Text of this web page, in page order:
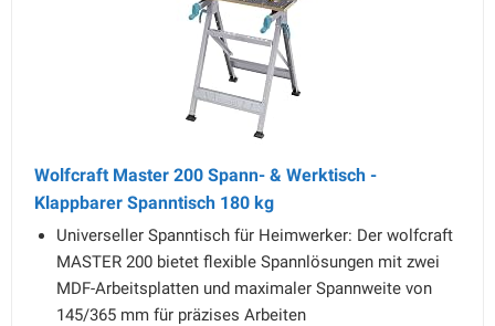
Wolfcraft Master 200 Spann- & Werktisch -
Klappbarer Spanntisch 180 kg
Universeller Spanntisch für Heimwerker: Der wolfcraft
MASTER 200 bietet flexible Spannlösungen mit zwei
MDF-Arbeitsplatten und maximaler Spannweite von
145/365 mm für präzises Arbeiten